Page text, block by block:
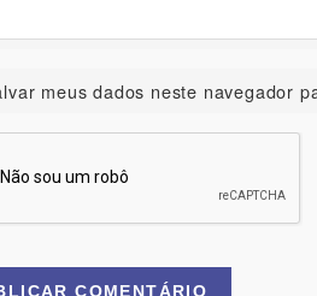
meus dados neste navegador